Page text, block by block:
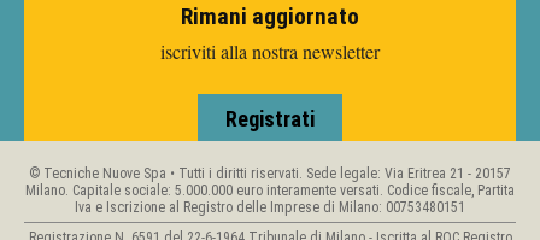
Rimani aggiornato
iscriviti alla nostra newsletter
Registrati
© Tecniche Nuove Spa • Tutti i diritti riservati. Sede legale: Via Eritrea 21 - 20157
Milano. Capitale sociale: 5.000.000 euro interamente versati. Codice fiscale, Partita
Iva e Iscrizione al Registro delle Imprese di Milano: 00753480151